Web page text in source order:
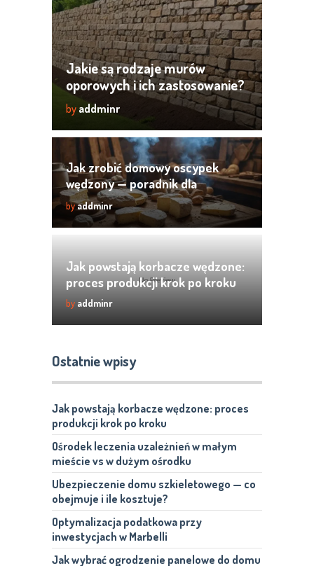
Jakie są rodzaje murów
oporowych i ich zastosowanie?
by addminr
Jak zrobić domowy oscypek
wędzony — poradnik dla
początkujących
byaddminr
Jak powstają korbacze wędzone:
proces produkcji krok po kroku
by addminr
Ostatnie wpisy
Jak powstają korbacze wędzone: proces
produkcji krok po kroku
Ośrodek leczenia uzależnień w małym
mieście vs w dużym ośrodku
Ubezpieczenie domu szkieletowego — co
obejmuje i ile kosztuje?
Optymalizacja podatkowa przy
inwestycjach w Marbelli
Jak wybrać ogrodzenie panelowe do domu